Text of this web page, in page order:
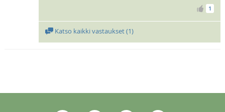
1
Katso kaikki vastaukset (1)